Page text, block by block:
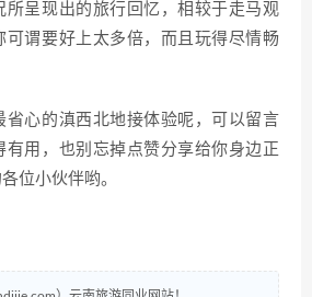
所呈现出的旅行回忆，相较于走马观
可谓要好上太多倍，而且玩得尽情畅
省心的滇西北地接体验呢，可以留言
有用，也别忘掉点赞分享给你身边正
位小伙伴哟。